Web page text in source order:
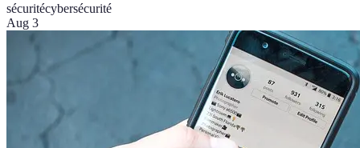
sécuritécybersécurité
Aug 3